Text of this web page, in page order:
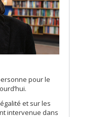
pour le
et sur les
intervenue dans